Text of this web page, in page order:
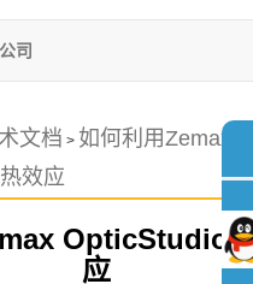
司
文档 > 如何利用Zemax
效应
OpticStudio
应